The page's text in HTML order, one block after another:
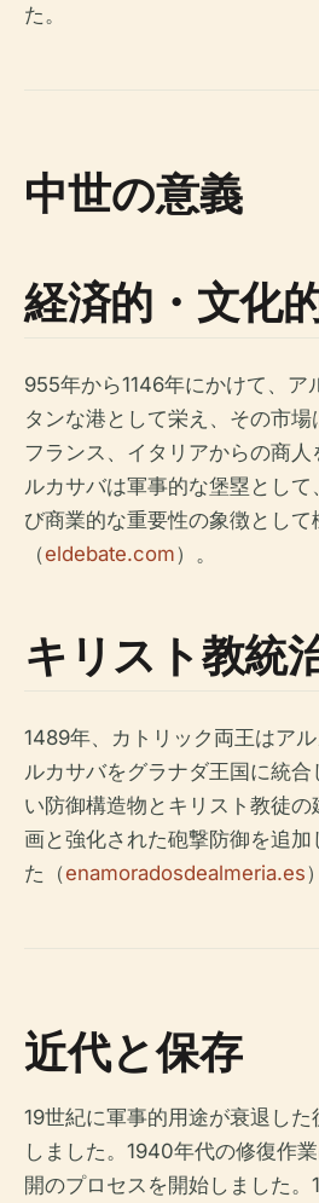
た。
中世の意義
経済的・文化
955年から1146年にかけて、ア
タンな港として栄え、その市場
フランス、イタリアからの商
ルカサバは軍事的な堡塁として
び商業的な重要性の象徴として
（eldebate.com）。
キリスト教統
1489年、カトリック両王はア
ルカサバをグラナダ王国に統
い防御構造物とキリスト教徒
画と強化された砲撃防御を追
た（enamoradosdealmeria.es
近代と保存
19世紀に軍事的用途が衰退し
しました。1940年代の修復作
開のプロセスを開始しました